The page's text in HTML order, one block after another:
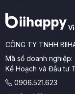
CÔNG TY TNHH
Mã số doanh
Kế Hoạch và Đầu tư
0906.521.623